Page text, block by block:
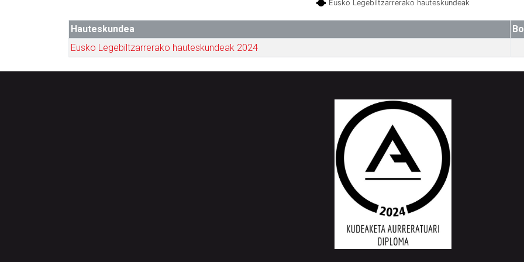
Eusko Legebiltzarrerako hauteskundeak
Hauteskundea
Eusko Legebiltzarrerako hauteskundeak 2024